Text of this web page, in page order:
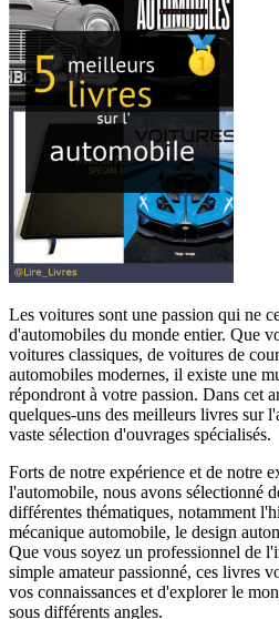
Les voitures sont une passion qui ne
d'automobiles du monde entier. Que
voitures classiques, de voitures de
automobiles modernes, il existe une
répondront à votre passion. Dans cet
quelques-uns des meilleurs livres sur
vaste sélection d'ouvrages spécialisés.
Forts de notre expérience et de notre
l'automobile, nous avons sélectionné
différentes thématiques, notamment
mécanique automobile, le design
Que vous soyez un professionnel de
simple amateur passionné, ces livres
vos connaissances et d'explorer le
sous différents angles.